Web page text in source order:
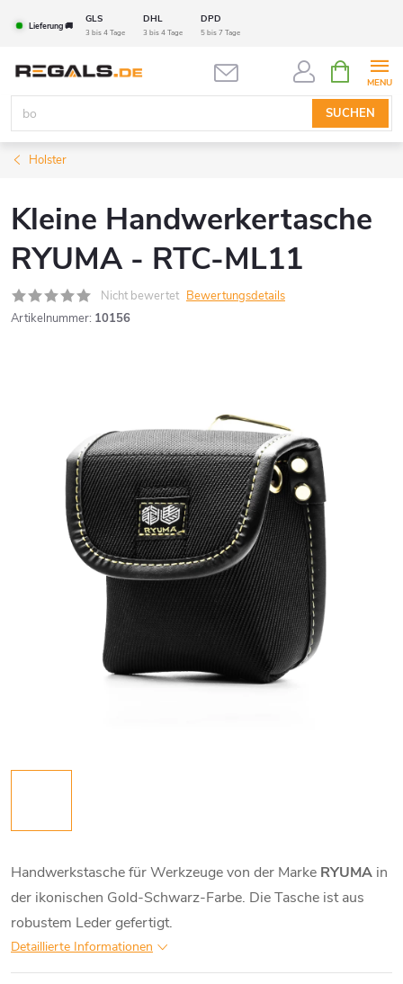
InhaltLieferung 🚚
GLS DHL DPD
3 bis 4 Tage 3 bis 4 Tage 5 bis 7 Tage
SUCHEN
Holster
Kleine Handwerkertasche
RYUMA - RTC-ML11
Nicht bewertet Bewertungsdetails
Artikelnummer: 10156
Handwerkstasche für Werkzeuge von der Marke RYUMA in
der ikonischen Gold-Schwarz-Farbe. Die Tasche ist aus
robustem Leder gefertigt.
Detaillierte Informationen